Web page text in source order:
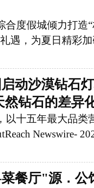
合度假城倾力打造
遇，为夏日精彩
动沙漠钻石
钻石的差异
以十五年最大品类
Newswire-
菜餐厅"源．